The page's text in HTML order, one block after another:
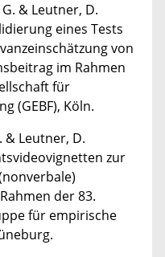
& Leutner, D.
eines Tests
von
im Rahmen
für
(GEBF), Köln.
& Leutner, D.
zur
der 83.
für empirische